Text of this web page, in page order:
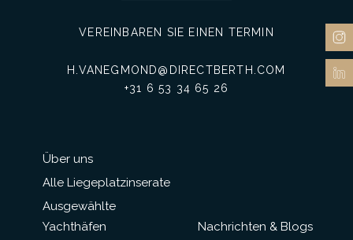
Über uns
Alle Liegeplatzinserate
Ausgewählte
Yachthäfen
VEREINBAREN SIE EINEN TERMIN
H.VANEGMOND@DIRECTBERTH.COM
+31 6 53 34 65 26
Nachrichten & Blogs